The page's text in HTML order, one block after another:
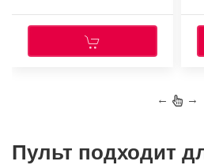
← →
Пульт подходит